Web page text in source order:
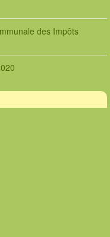
des Impôts